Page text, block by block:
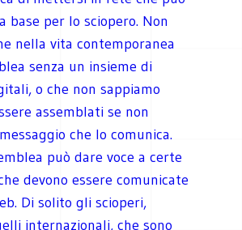
base per lo sciopero. Non
nella vita contemporanea
senza un insieme di
o che non sappiamo
assemblati se non
che lo comunica.
può dare voce a certe
devono essere comunicate
Di solito gli scioperi,
internazionali, che sono